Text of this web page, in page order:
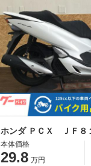
ホンダ ＰＣＸ ＪＦ８
本体価格
29.8 万円